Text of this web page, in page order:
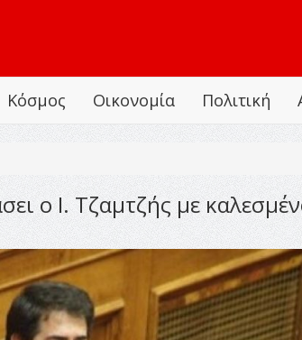
Κόσμος Οικονομία Πολιτική
ο Ι. Τζαμτζής με